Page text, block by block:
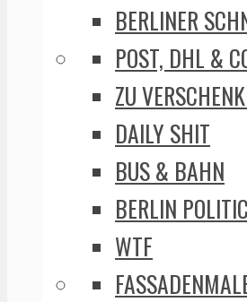
BERLINER
POST, DHL &
ZU
DAILY SHIT
BUS & BAHN
BERLIN
WTF